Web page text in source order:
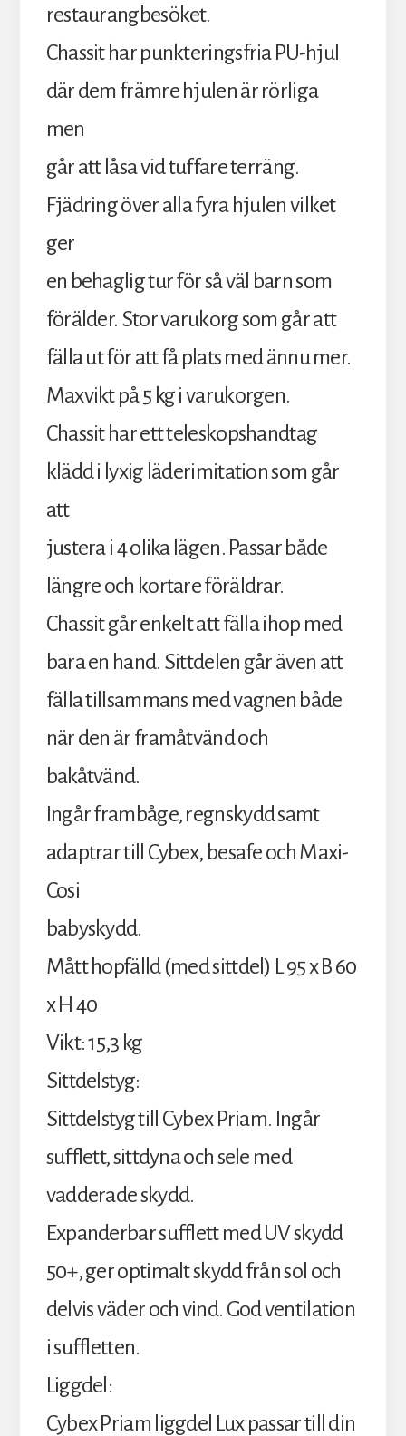
restaurangbesöket.
Chassit har punkteringsfria PU-hjul
där dem främre hjulen är rörliga
men
går att låsa vid tuffare terräng.
Fjädring över alla fyra hjulen vilket
ger
en behaglig tur för så väl barn som
förälder. Stor varukorg som går att
fälla ut för att få plats med ännu mer.
Maxvikt på 5 kg i varukorgen.
Chassit har ett teleskopshandtag
klädd i lyxig läderimitation som går
att
justera i 4 olika lägen. Passar både
längre och kortare föräldrar.
Chassit går enkelt att fälla ihop med
bara en hand. Sittdelen går även att
fälla tillsammans med vagnen både
när den är framåtvänd och
bakåtvänd.
Ingår frambåge, regnskydd samt
adaptrar till Cybex, besafe och Maxi-
Cosi
babyskydd.
Mått hopfälld (med sittdel) L 95 x B 60
x H 40
Vikt: 15,3 kg
Sittdelstyg:
Sittdelstyg till Cybex Priam. Ingår
sufflett, sittdyna och sele med
vadderade skydd.
Expanderbar sufflett med UV skydd
50+, ger optimalt skydd från sol och
delvis väder och vind. God ventilation
i suffletten.
Liggdel:
Cybex Priam liggdel Lux passar till din